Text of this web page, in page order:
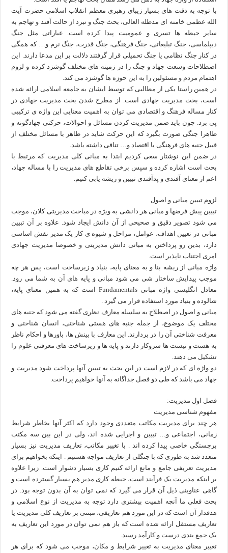
با توجه به دقت های بسیار زیبای رهبری معظم انقلاب اسلامی حضرت آیت
الله عظمی خامنه ای مدظله العالی، بحث جنگ و نبرد از حالت آفند و تهاجم به
سایر حیطه ها تسری و عمومیت پیدا کرده است. عباراتی مثل جنگ
دیپلماسی، جنگ تبلیغاتی، جنگ فرهنگی، جنگ قدرت، جنگ نرم و… که همگی
در کنار جنگ نظامی یا جنگ تحمیلی قرار گرفتند دلالت بر این مدعا دارند. این
اصطلاحات وسعت جهاد و جنگ را در زمینه های مختلف گوشزد کرده و لزوم
اهتمام مردم و مسئولین را به این حوزه ها گوشزد می کند.
در همین راستا یکی از مطالبی که توسط ایشان به جامعه اسلامی ارائه شده
است، بحث مدیریت جهادی است. از مطرح شدن بحث مدیریت جهادی در
کنار مساله فرهنگ و اقتصادی می توان به اهمیت معنایی این واژه ی ترکیبی
پی برد. چون باید ضمن مدیریت کردن مسائل و احوالات، حرکتی جهادگونه و
ظاهرا جنگی صورت بگیرد که این حرکت شاید در ظاهر با مسائل مختلف از
قبیل جنبه های فرهنگی یا اقتصاد و… تنافی داشته باشد.
در ضمن این نوشتار سعی کردیم ابتدا به مبانی کلی مدیریت که مرتبط با
بحث است اشاره کرده و سپس برخی تقاطع های مدیریت را با مساله جهاد،
اعم از معنای آفندی و پدآفندی تبیین و ریشه یابی کنیم.
لزوم تبیین مبانی و اصول
تبیین پیش فرضها و مبانی هر دانشی به ویژه در مباحث مدیریتی کلان، موجب
می شود تصویر دقیق و صحیحی از آن دانش ایجاد شود. علاوه بر آن تبیین
مبانی در تعیین اهداف، عوامل، مراحل و شیوه ی کار یک مدیر نقش اساسی
دارد، بدین رو پرداختن به مبانی دانش مدیریتی و خصوصا مدیریت جهادی
امری اجتناب ناپذیر است.
واژه مبانی از ریشه بنا و به معنای پایه، بنیاد و زیرساخت است، پس هر چه
موجب پیدایش ساختار شی می شود مبانی و پایه های آن به شما می رود.
معادل انگلیسی واژه مبانی Fundamentals است كه به همين معناي پایه،
شالوده و بنیاد مورد استفاده قرار می گیرد .
مبانی و اصول در اصطلاح به سلسله معارف نظری گفته می شود که جنبه های
مختلف یک موضوع، از جمله جنبه های هستی شناختی، انسان شناختی و
معرفت شناختی آن را در بردارند. این معارف با بینش ها، باورها و احکام ناظر
به هست و نیست ها سروکار دارند و پایه ها و زیرساخت های معرفتی علوم را
تشکیل می دهند.
دو واژه ای که در لازم است در این بحث به تبیین آنها پرداخت شود مدیریت و
جهاد می باشد که طی دو فصل جداگانه به آنها خواهیم پرداخت.
فصل اول مدیریت:
مفهوم شناسی مدیریت
هر چند برای مدیریت مکاتب متعددی وجود دارد که اکثر آنها بخاطر شرایط
زمانی، اجتماعی و… تبیین و اجرایی شده اند، ولی در این بین سه مکتب
برجستگی خاصی پیدا کرده اند . با تغییر مکاتب، تعاریف مدیریت نیز بسیار
متعدد شد به طوری که با جنگلی از تعاریف مواجه هستیم . اینکه بخواهیم برای
مدیریت تعریفی جامع و مانع ارائه کنیم کاری بسیار دشوار است. زیرا علاوه
بر اینکه مدیریت یک فرآیند است، حیطه کاری مدیر هم بسیار گسترده است و
گاهی عناوینی ذیل آن قرار می گیرد که نمی توان به آن بدون توجه بود. در
بحث فعلی ما آنچه اهمیت بیشتری دارد توجه به مدیریت از نوع اسلامی و
هدفدار آن است که در این مورد هم تعاریفی، مبتنی بر تعاریف کلی مدیریت یا
تعاریف مستقل ارائه شده است که باز هم نمی توان در مورد این تعاریف به
یک جمع بندی درست و کارآمد رسید.
تغییر معنای مدیریت به تغییر شرایط و مکان، موجب می شود که برای هر